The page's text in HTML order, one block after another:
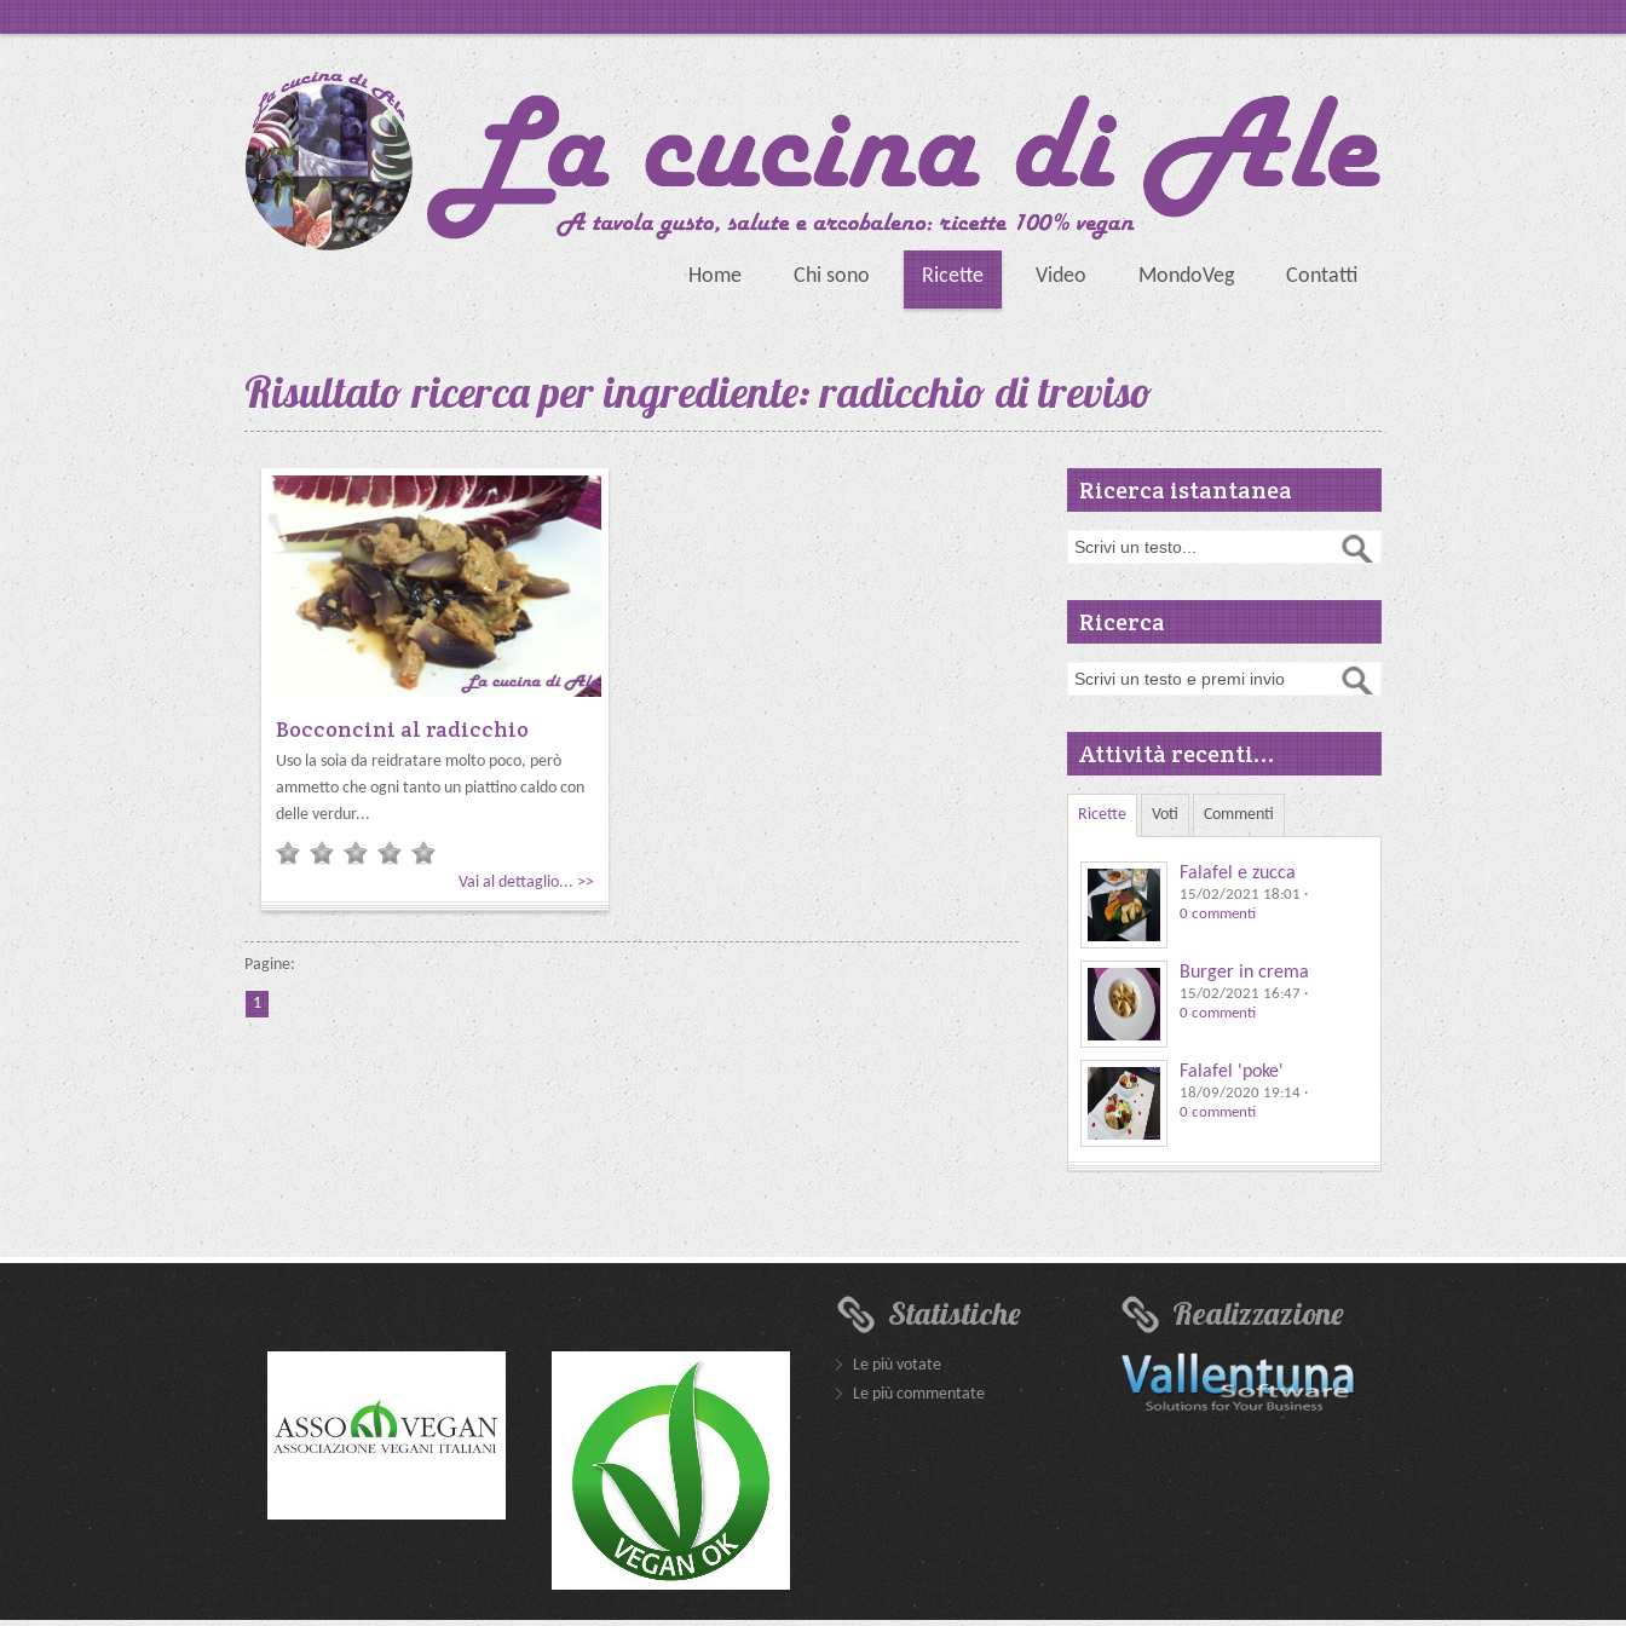
Home Chi sono Ricette Video MondoVeg Contatti
Risultato ricerca per ingrediente: radicchio di treviso
Bocconcini al radicchio
Uso la soia da reidratare molto poco, però
ammetto che ogni tanto un piattino caldo con
delle verdur...
Vai al dettaglio... >>
Pagine:
1
Ricerca istantanea
Ricerca
Attività recenti...
Ricette Voti Commenti
Falafel e zucca
15/02/2021 18:01 ·
0 commenti
Burger in crema
15/02/2021 16:47 ·
0 commenti
Falafel 'poke'
18/09/2020 19:14 ·
0 commenti
Statistiche
Le più votate
Le più commentate
Realizzazione